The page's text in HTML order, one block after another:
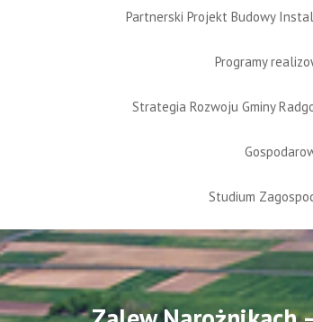
Partnerski Projekt Budowy
Programy
Strategia Rozwoju Gminy
Studium